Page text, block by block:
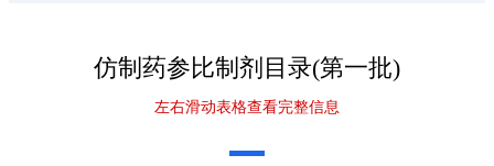
第七批 第八批
第九批 第十批
仿制药参比制剂目录(第一批)
左右滑动表格查看完整信息